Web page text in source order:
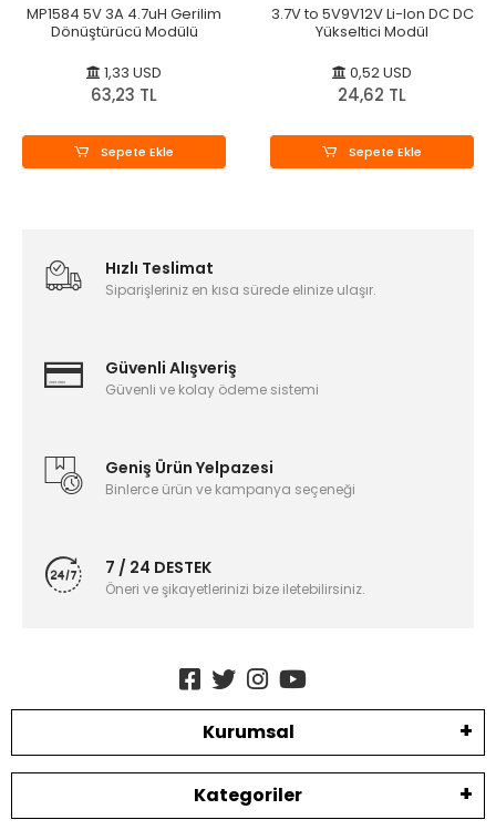
MP1584 5V 3A 4.7uH Gerilim
Dönüştürücü Modülü
1,33 USD
63,23 TL
Sepete Ekle
3.7V to 5V9V12V Li-Ion DC DC
Yükseltici Modül
0,52 USD
24,62 TL
Sepete Ekle
Hızlı Teslimat
Siparişleriniz en kısa sürede elinize ulaşır.
Güvenli Alışveriş
Güvenli ve kolay ödeme sistemi
Geniş Ürün Yelpazesi
Binlerce ürün ve kampanya seçeneği
7 / 24 DESTEK
Öneri ve şikayetlerinizi bize iletebilirsiniz.
Kurumsal
Kategoriler